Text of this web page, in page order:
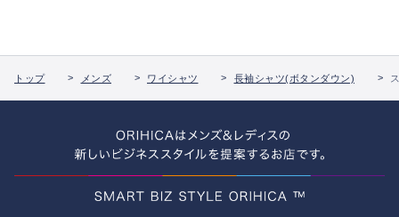
トップ メンズ ワイシャツ 長袖シャツ(ボタンダウン)